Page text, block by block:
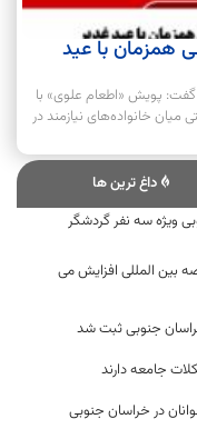
همزمان با عید
گفت: پویش «اطعام علوی» با
خانواده‌های نیازمند در
داغ ترین ها
ویژه سه نفر گردشگر
بین المللی افزایش می
جامعه دارند
در خراسان جنوبی